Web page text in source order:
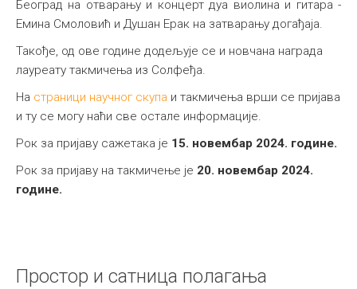
Београд на отварању и концерт дуа виолина и гитара -
Емина Смоловић и Душан Ерак на затварању догађаја.
Такође, од ове године додељује се и новчана награда
лауреату такмичења из Солфеђа.
На страници научног скупа и такмичења врши се пријава
и ту се могу наћи све остале информације.
Рок за пријаву сажетака је 15. новембар 2024. године.
Рок за пријаву на такмичење је 20. новембар 2024.
године.
Простор и сатница полагања